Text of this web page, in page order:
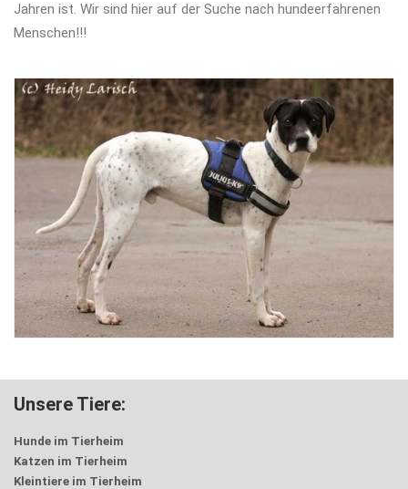
Jahren ist. Wir sind hier auf der Suche nach hundeerfahrenen
Menschen!!!
Unsere Tiere:
Hunde im Tierheim
Katzen im Tierheim
Kleintiere im Tierheim